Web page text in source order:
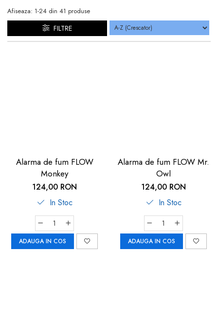
Căști antifonice copii și
dopuri de urechi
Produse îngrijire copii
Afiseaza: 1-24 din 41 produse
FILTRE
Alarma de fum FLOW
Monkey
124,00 RON
In Stoc
ADAUGA IN COS
Alarma de fum FLOW Mr.
Owl
124,00 RON
In Stoc
ADAUGA IN COS